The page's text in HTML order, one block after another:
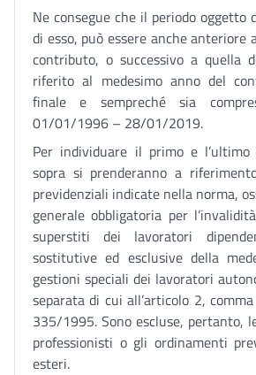
Ne consegue che il periodo oggetto
di esso, può essere anche anteriore
contributo, o successivo a quella
riferito al medesimo anno del
finale e sempreché sia
01/01/1996 – 28/01/2019.
Per individuare il primo e
sopra si prenderanno a
previdenziali indicate nella norma,
generale obbligatoria per
superstiti dei lavoratori
sostitutive ed esclusive della
gestioni speciali dei lavoratori
separata di cui all’articolo 2,
335/1995. Sono escluse, pertanto,
professionisti o gli ordinamenti
esteri.